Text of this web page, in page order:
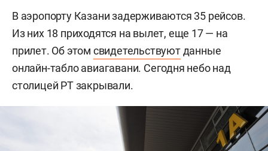
В аэропорту Казани задерживаются 35 рейсов.
Из них 18 приходятся на вылет, еще 17 — на
прилет. Об этом свидетельствуютданные
онлайн-табло авиагавани. Сегодня небо над
столицей РТ закрывали.